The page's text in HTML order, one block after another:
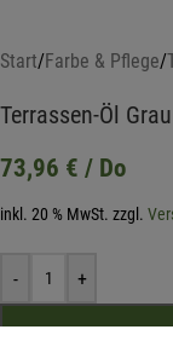
Start/Farbe & Pflege/
Terrassen-Öl
73,96 € / Do
inkl. 20 % MwSt. zzgl.
- +